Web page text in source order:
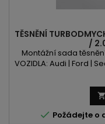
TĚSNĚNÍ
/
Montážní sada
VOZIDLA: Audi | Ford |
AHF | AJM | ALH | ARL |
BSW | BTB | BTX |
1968ccm 2.0TDI 
 Požádejte o